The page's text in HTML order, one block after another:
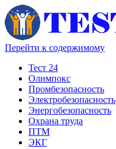
Перейти к содержимому
Тест 24
Олимпокс
Промбезопасность
Электробезопасность
Энергобезопасность
Охрана труда
ПТМ
ЭКГ